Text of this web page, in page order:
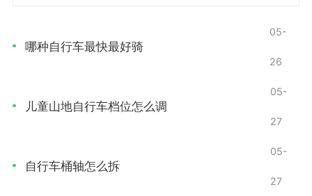
对于普通骑行者而言，地面气筒和迷你气筒是最常
用的选择。地面气筒充气速度快，适合在家中使用；迷
况。
在开始使用打气筒之前，您需要知道自行车轮胎的
推荐气压。这一信息通常可以在轮胎侧面找到，单位为
哪种自行车最快最好骑
05-
26
儿童山地自行车档位怎么调
05-
27
自行车桶轴怎么拆
05-
27